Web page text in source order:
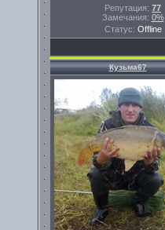
Репутация: 77
Замечания: 0%
Статус: Offline
Кузьма67